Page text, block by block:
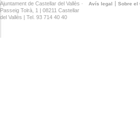
Avís legal Sobre el
Ajuntament de Castellar del Vallès ·
Passeig Tolrà, 1 | 08211 Castellar
del Vallès | Tel. 93 714 40 40